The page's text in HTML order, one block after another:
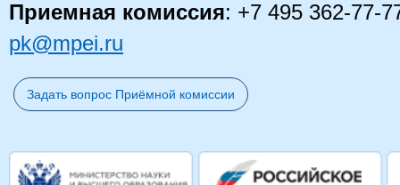
Приемная комиссия: +7 495 362-77-
pk@mpei.ru
Задать вопрос Приёмной комиссии